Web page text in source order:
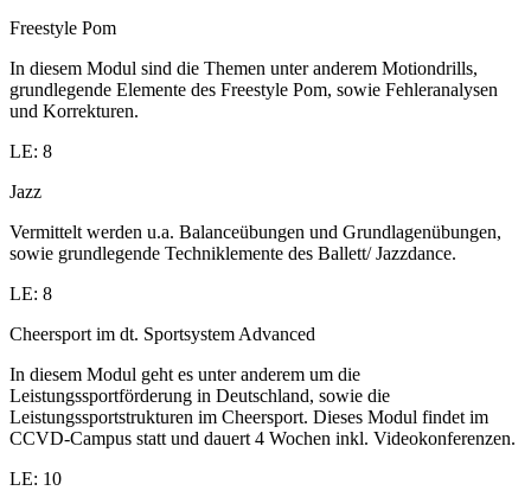
Freestyle Pom
In diesem Modul sind die Themen unter anderem Motiondrills,
grundlegende Elemente des Freestyle Pom, sowie Fehleranalysen
und Korrekturen.
LE: 8
Jazz
Vermittelt werden u.a. Balanceübungen und Grundlagenübungen,
sowie grundlegende Techniklemente des Ballett/ Jazzdance.
LE: 8
Cheersport im dt. Sportsystem Advanced
In diesem Modul geht es unter anderem um die
Leistungssportförderung in Deutschland, sowie die
Leistungssportstrukturen im Cheersport. Dieses Modul findet im
CCVD-Campus statt und dauert 4 Wochen inkl. Videokonferenzen.
LE: 10